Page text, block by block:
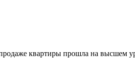
квартиры прошла на высшем